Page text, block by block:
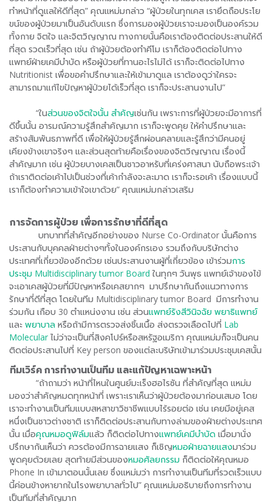
ทำหน้าที่ดูแลให้ดีที่สุด” คุณแหม่มกล่าว “ผู้ป่วยในทุกเคส เรายึดถือประโย
ขน์ของผู้ป่วยมาเป็นอันดับแรก ซึ่งการมองผู้ป่วยเราจะมองเป็นองค์รวม
ทั้งกาย จิตใจ และจิตวิญญาณ ทางกายนั้นคือเราต้องติดต่อประสานให้ดี
ที่สุด รวดเร็วที่สุด เช่น ถ้าผู้ป่วยต้องทำคีโม เราก็ต้องติดต่อไปทาง
แพทย์ฝ่ายเคมีบำบัด หรือผู้ป่วยที่ทานอะไรไม่ได้ เราก็จะติดต่อไปทาง
Nutritionist เพื่อขอคำปรึกษาและให้เข้ามาดูแล เราต้องดูว่าใครจะ
สามารถมาแก้ไขปัญหาผู้ป่วยได้เร็วที่สุด เราก็จะประสานงานไป”
“ในส่วนของจิตใจนั้น สำคัญเช่นกัน เพราะการที่ผู้ป่วยจะมีอาการที่
ดีขึ้นนั้น อารมณ์ความรู้สึกสำคัญมาก เราก็จะพูดคุย ให้คำปรึกษาและ
สร้างสัมพันธภาพที่ดี เพื่อให้ผู้ป่วยรู้สึกผ่อนคลายและรู้สึกว่ามีคนอยู่
เคียงข้างเขาจริงๆ และส่วนสุดท้ายคือเรื่องของจิตวิญญาณ เรื่องนี้
สำคัญมาก เช่น ผู้ป่วยบางเคสเป็นชาวอาหรับที่เคร่งศาสนา นับถือพระเจ้า
ถ้าเราติดต่อเค้าไปเป็นช่วงที่เค้ากำลังจะละมาด เราก็จะรอเค้า เรื่องแบบนี้
เราก็ต้องทำความเข้าใจเขาด้วย” คุณแหม่มกล่าวเสริม
การจัดการผู้ป่วย เพื่อการรักษาที่ดีที่สุด
บทบาทที่สำคัญอีกอย่างของ Nurse Co-Ordinator นั้นคือการ
ประสานกับบุคคลฝ่ายต่างๆทั้งในองค์กรเอง รวมถึงกับบริษัทต่าง
ประเทศที่เกี่ยวข้องอีกด้วย เช่นประสานงานผู้ที่เกี่ยวข้อง เข้าร่วมการ
ประชุม Multidisciplinary tumor Board ในทุกๆ วันพุธ แพทย์เจ้าของไข้
จะเอาเคสผู้ป่วยที่มีปัญหาหรือเคสยากๆ มาปรึกษากันถึงแนวทางการ
รักษาที่ดีที่สุด โดยในทีม Multidisciplinary tumor Board มีการทำงาน
ร่วมกัน เกือบ 30 ตำแหน่งงาน เช่น ส่วนแพทย์รังสีวินิจฉัย พยาธิแพทย์
และ พยาบาล หรือถ้ามีการตรวจส่งชิ้นเนื้อ ส่งตรวจเลือดไปที่ Lab
Molecular ไม่ว่าจะเป็นที่สิงคโปร์หรือสหรัฐอเมริกา คุณแหม่มก็จะเป็นคน
ติดต่อประสานไปที่ Key person ของแต่ละบริษัทเข้ามาร่วมประชุมเคสนั้น
ทีมเวิร์ค การทำงานเป็นทีม และแก้ปัญหาเฉพาะหน้า
“ถ้าถามว่า หน้าที่ไหนในศูนย์มะเร็งฮอไรซัน ที่สำคัญที่สุด แหม่ม
มองว่าสำคัญหมดทุกหน้าที่ เพราะเราเห็นว่าผู้ป่วยต้องมาก่อนเสมอ โดย
เราจะทำงานเป็นทีมแบบสหสาขาวิชาชีพแบบไร้รอยต่อ เช่น เคยมีอยู่เคส
หนึ่งเป็นชาวต่างชาติ เราก็ติดต่อประสานกับทางล่ามของฝ่ายต่างประเทศ
นั้น เมื่อคุณหมอดูฟิล์มแล้ว ก็ติดต่อไปทางแพทย์เคมีบำบัด เมื่อมานั่ง
ปรึกษากันเห็นว่า ควรต้องมีการฉายแสง ก็เชิญหมอฝ่ายฉายแสงมาร่วม
พูดคุยด้วยเลย สุดท้ายมีส่วนของหมอศัลยกรรม ก็ติดต่อให้คุณหมอ
Phone In เข้ามาตอนนั้นเลย ซึ่งแหม่มว่า การทำงานเป็นทีมที่รวดเร็วแบบ
นี้ค่อนข้างหายากในโรงพยาบาลทั่วไป” คุณแหม่มอธิบายถึงการทำงาน
เป็นทีมที่สำคัญมาก